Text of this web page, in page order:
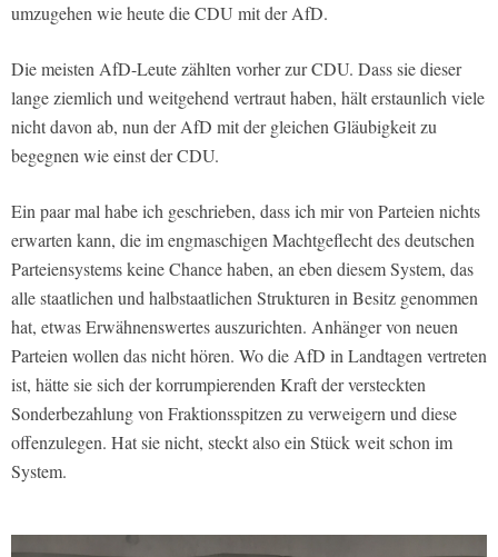
umzugehen wie heute die CDU mit der AfD.
Die meisten AfD-Leute zählten vorher zur CDU. Dass sie dieser
lange ziemlich und weitgehend vertraut haben, hält erstaunlich viele
nicht davon ab, nun der AfD mit der gleichen Gläubigkeit zu
begegnen wie einst der CDU.
Ein paar mal habe ich geschrieben, dass ich mir von Parteien nichts
erwarten kann, die im engmaschigen Machtgeflecht des deutschen
Parteiensystems keine Chance haben, an eben diesem System, das
alle staatlichen und halbstaatlichen Strukturen in Besitz genommen
hat, etwas Erwähnenswertes auszurichten. Anhänger von neuen
Parteien wollen das nicht hören. Wo die AfD in Landtagen vertreten
ist, hätte sie sich der korrumpierenden Kraft der versteckten
Sonderbezahlung von Fraktionsspitzen zu verweigern und diese
offenzulegen. Hat sie nicht, steckt also ein Stück weit schon im
System.